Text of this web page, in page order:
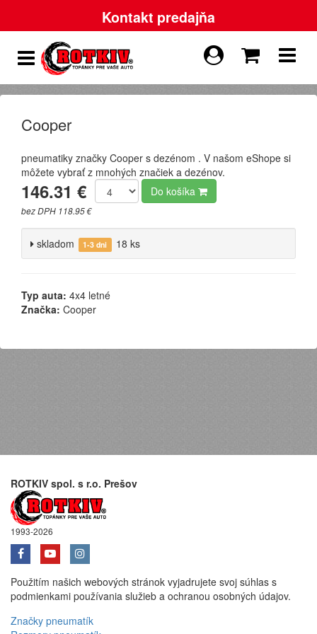
Kontakt predajňa
Cooper
pneumatiky značky Cooper s dezénom . V našom eShope si
môžete vybrať z mnohých značiek a dezénov.
146.31 €
bez DPH 118.95 €
Do košíka
skladom 1-3 dni 18 ks
Typ auta: 4x4 letné
Značka: Cooper
ROTKIV spol. s r.o. Prešov
1993-2026
Použitím našich webových stránok vyjadrujete svoj súhlas s
podmienkami používania služieb a ochranou osobných údajov.
Značky pneumatík